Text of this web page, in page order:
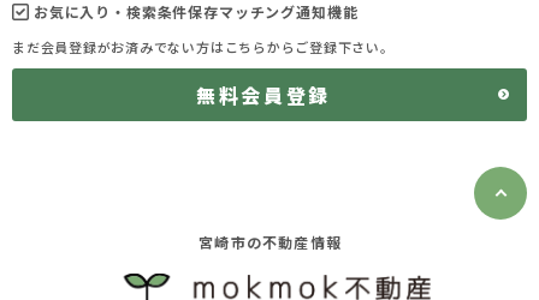
お気に入り・検索条件保存マッチング通知機能
まだ会員登録がお済みでない方はこちらからご登録下さい。
無料会員登録
宮崎市の不動産情報